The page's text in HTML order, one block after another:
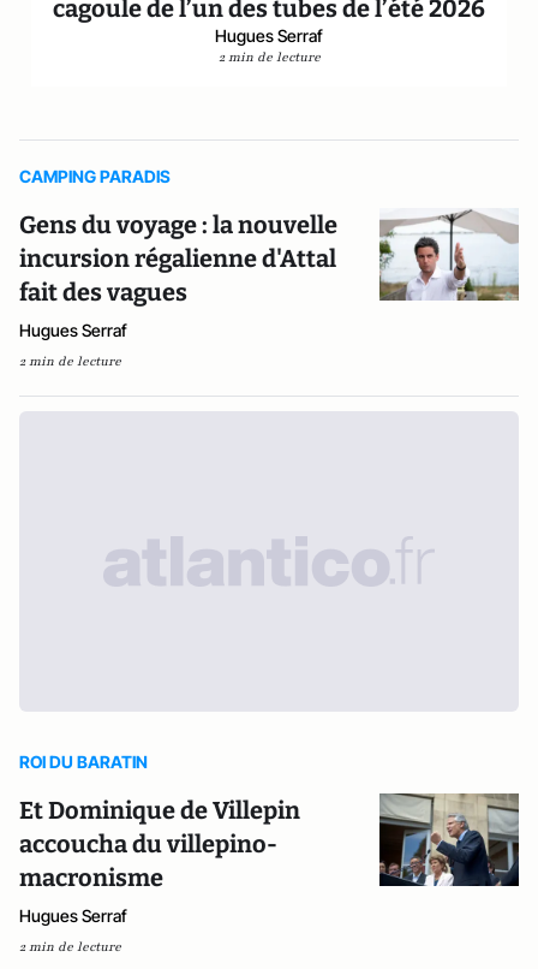
cagoule de l’un des tubes de l’été 2026
Hugues Serraf
2 min de lecture
CAMPING PARADIS
Gens du voyage : la nouvelle
incursion régalienne d'Attal
fait des vagues
Hugues Serraf
2 min de lecture
ROI DU BARATIN
Et Dominique de Villepin
accoucha du villepino-
macronisme
Hugues Serraf
2 min de lecture